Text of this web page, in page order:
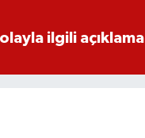
ilgili açıklama